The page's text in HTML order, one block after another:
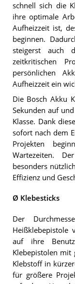
schnell sich die
ihre optimale
Aufheizzeit ist,
beginnen.
steigerst auch
zeitkritischen
persönlichen
Aufheizzeit ein
Die Bosch Akku
Sekunden auf
Klasse. Dank
sofort nach dem
Projekten
Wartezeiten.
besonders
Effizienz und
Ø Klebesticks
Der
Heißklebepistole
auf ihre
Klebepistolen mit
Klebstoff in
für größere